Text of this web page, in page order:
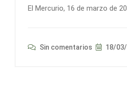
El Mercurio, 16 de marzo de
Sin comentarios 18/